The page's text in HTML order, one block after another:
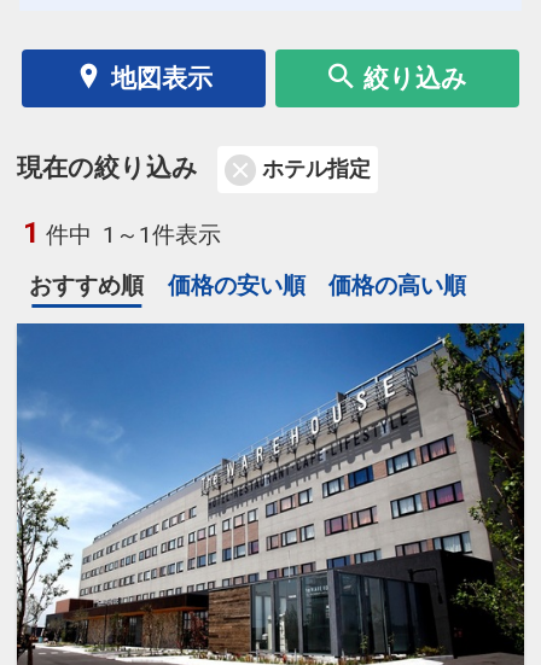
地図表示 絞り込み
現在の絞り込み ホテル指定
1 件中 1～1件表示
おすすめ順
価格の安い順 価格の高い順